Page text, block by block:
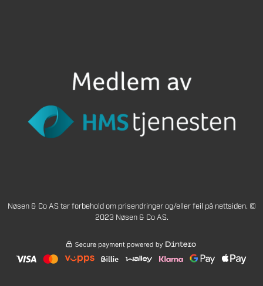
Nøsen & Co AS tar forbehold om prisendringer og/eller feil på nettsiden. ©
2023 Nøsen & Co AS.